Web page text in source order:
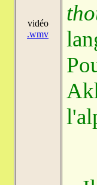
vidéo
.wmv